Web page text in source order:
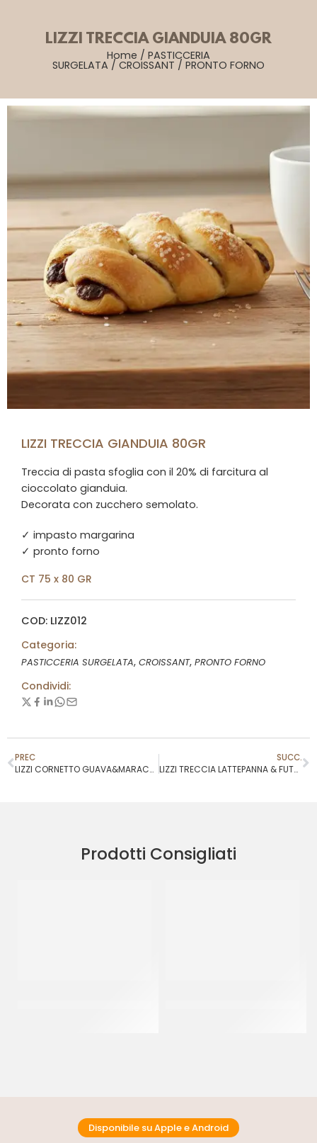
LIZZI TRECCIA GIANDUIA 80GR
Home / PASTICCERIA
SURGELATA / CROISSANT / PRONTO FORNO
LIZZI TRECCIA GIANDUIA 80GR
Treccia di pasta sfoglia con il 20% di farcitura al
cioccolato gianduia.
Decorata con zucchero semolato.
✓ impasto margarina
✓ pronto forno
CT 75 x 80 GR
COD: LIZZ012
Categoria:
PASTICCERIA SURGELATA, CROISSANT, PRONTO FORNO
Condividi:
PREC
LIZZI CORNETTO GUAVA&MARACUJA 90GR
SUCC.
LIZZI TRECCIA LATTEPANNA & FUTTI DI BOSCO 80 GR
Prodotti Consigliati
Disponibile su Apple e Android